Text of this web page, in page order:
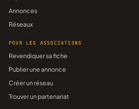
Annonces
Réseaux
POUR LES ASSOCIATIONS
Revendiquer sa fiche
Publier une annonce
Créer un réseau
Trouver un partenariat